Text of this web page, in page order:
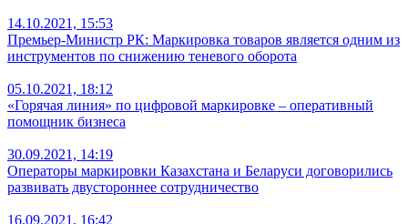
14.10.2021, 15:53
Премьер-Министр РК: Маркировка товаров является одним из
инструментов по снижению теневого оборота
05.10.2021, 18:12
«Горячая линия» по цифровой маркировке – оперативный
помощник бизнеса
30.09.2021, 14:19
Операторы маркировки Казахстана и Беларуси договорились
развивать двустороннее сотрудничество
16.09.2021, 16:42